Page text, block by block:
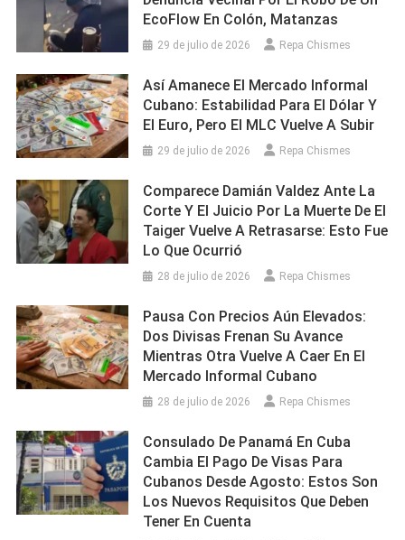
EcoFlow En Colón, Matanzas
29 de julio de 2026 Repa Chismes
Así Amanece El Mercado Informal
Cubano: Estabilidad Para El Dólar Y
El Euro, Pero El MLC Vuelve A Subir
29 de julio de 2026 Repa Chismes
Comparece Damián Valdez Ante La
Corte Y El Juicio Por La Muerte De El
Taiger Vuelve A Retrasarse: Esto Fue
Lo Que Ocurrió
28 de julio de 2026 Repa Chismes
Pausa Con Precios Aún Elevados:
Dos Divisas Frenan Su Avance
Mientras Otra Vuelve A Caer En El
Mercado Informal Cubano
28 de julio de 2026 Repa Chismes
Consulado De Panamá En Cuba
Cambia El Pago De Visas Para
Cubanos Desde Agosto: Estos Son
Los Nuevos Requisitos Que Deben
Tener En Cuenta